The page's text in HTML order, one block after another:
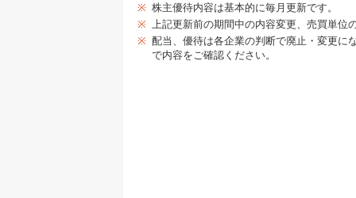
※ 株主優待内容は基本的に毎月更新です。
※ 上記更新前の期間中の内容変更、売買単位
※ 配当、優待は各企業の判断で廃止・変更に
で内容をご確認ください。